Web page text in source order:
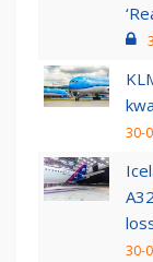
30-
30-